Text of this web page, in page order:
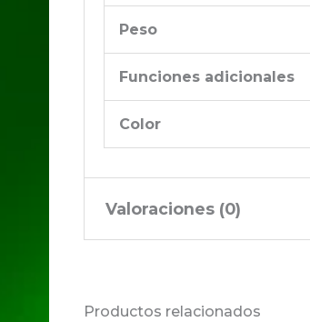
Peso
Funciones adicionales
Color
Valoraciones (0)
Productos relacionados